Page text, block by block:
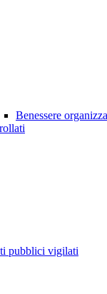
Benessere
pubblici vigilati